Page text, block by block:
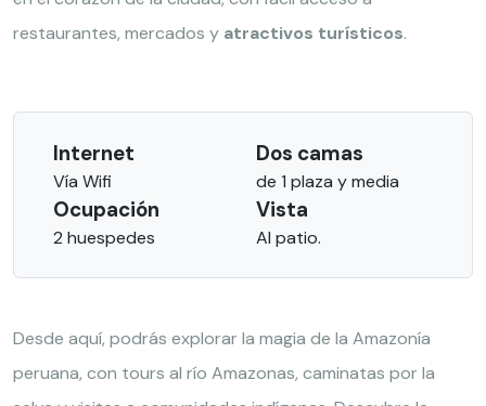
restaurantes, mercados y atractivos turísticos.
Internet
Vía Wifi
Dos camas
de 1 plaza y media
Ocupación
2 huespedes
Vista
Al patio.
Desde aquí, podrás explorar la magia de la Amazonía
peruana, con tours al río Amazonas, caminatas por la